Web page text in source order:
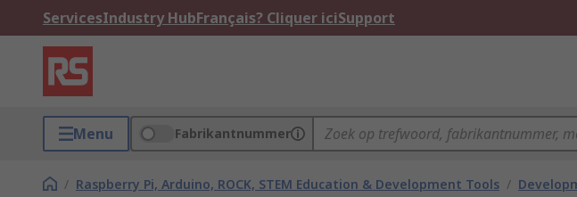
ServicesIndustry HubFrançais? Cliquer iciSupport
Menu Fabrikantnummer
/ Raspberry Pi, Arduino, ROCK, STEM Education & Development Tools /